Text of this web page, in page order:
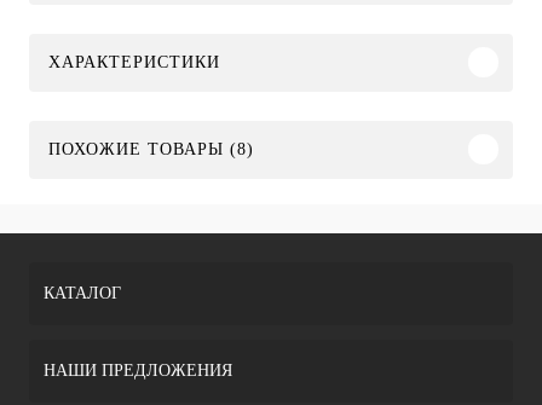
ХАРАКТЕРИСТИКИ
ПОХОЖИЕ ТОВАРЫ (8)
КАТАЛОГ
НАШИ ПРЕДЛОЖЕНИЯ